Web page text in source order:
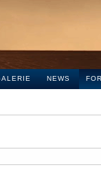
NEWS